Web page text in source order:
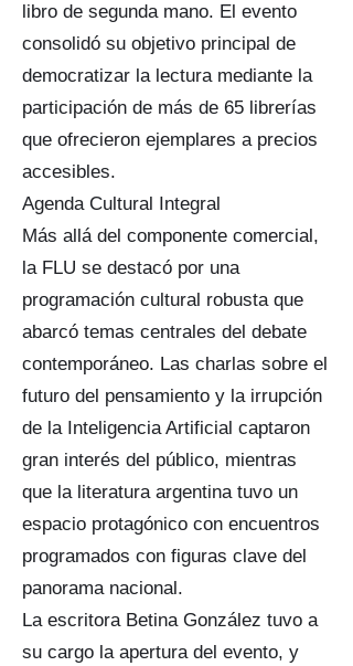
libro de segunda mano. El evento
consolidó su objetivo principal de
democratizar la lectura mediante la
participación de más de 65 librerías
que ofrecieron ejemplares a precios
accesibles.
Agenda Cultural Integral
Más allá del componente comercial,
la FLU se destacó por una
programación cultural robusta que
abarcó temas centrales del debate
contemporáneo. Las charlas sobre el
futuro del pensamiento y la irrupción
de la Inteligencia Artificial captaron
gran interés del público, mientras
que la literatura argentina tuvo un
espacio protagónico con encuentros
programados con figuras clave del
panorama nacional.
La escritora Betina González tuvo a
su cargo la apertura del evento, y